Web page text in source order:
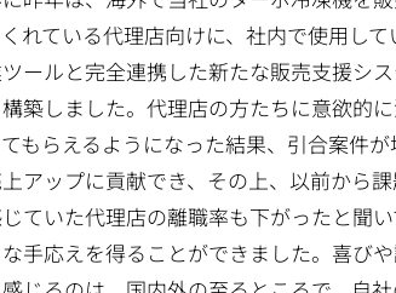
れている代理店向けに、社内で使用して
ールと完全連携した新たな販売支援シ
築しました。代理店の方たちに意欲的
もらえるようになった結果、引合案件が
アップに貢献でき、その上、以前から
ていた代理店の離職率も下がったと聞
手応えを得ることができました。喜び